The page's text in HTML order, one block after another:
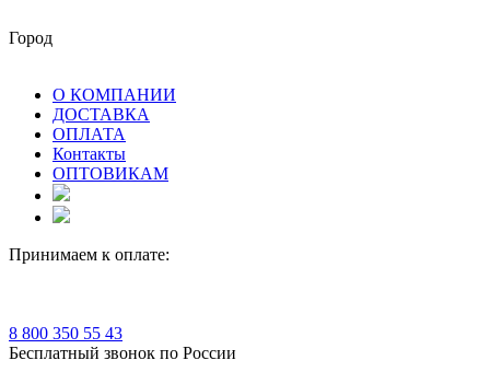
Город
О КОМПАНИИ
ДОСТАВКА
ОПЛАТА
Контакты
ОПТОВИКАМ
Принимаем к оплате:
8 800 350 55 43
Бесплатный звонок по России